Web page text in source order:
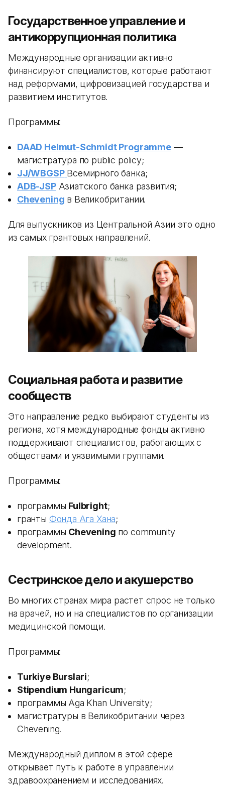
Государственное управление и
антикоррупционная политика
Международные организации активно
финансируют специалистов, которые работают
над реформами, цифровизацией государства и
развитием институтов.
Программы:
DAAD Helmut-Schmidt Programme—
магистратура по public policy;
JJ/WBGSP Всемирного банка;
ADB-JSPАзиатского банка развития;
Chevening в Великобритании.
Для выпускников из Центральной Азии это одно
из самых грантовых направлений.
Социальная работа и развитие
сообществ
Это направление редко выбирают студенты из
региона, хотя международные фонды активно
поддерживают специалистов, работающих с
обществами и уязвимыми группами.
Программы:
программы Fulbright;
гранты Фонда Ага Хана;
программы Chevening по community
development.
Сестринское дело и акушерство
Во многих странах мира растет спрос не только
на врачей, но и на специалистов по организации
медицинской помощи.
Программы:
Turkiye Burslari;
Stipendium Hungaricum;
программы Aga Khan University;
магистратуры в Великобритании через
Chevening.
Международный диплом в этой сфере
открывает путь к работе в управлении
здравоохранением и исследованиях.